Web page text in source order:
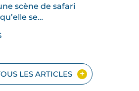
scène de safari
se…
LES ARTICLES